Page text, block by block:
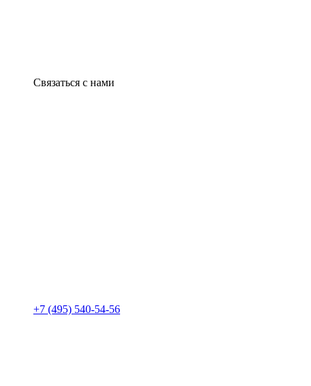
Связаться с нами
+7 (495) 540-54-56